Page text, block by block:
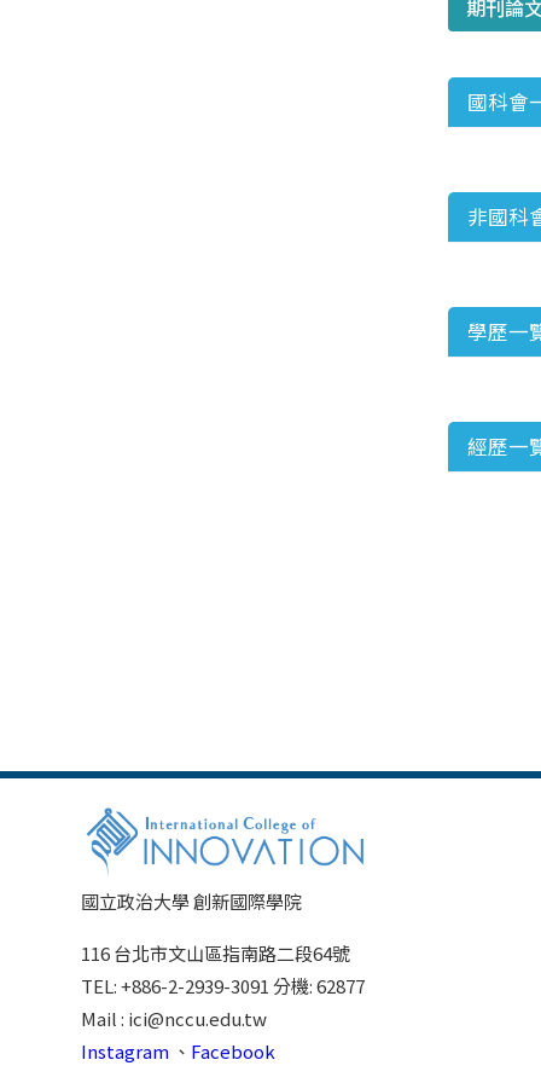
期刊論
國科會
非國科
學歷一
經歷一
國立政治大學 創新國際學院
116 台北市文山區指南路二段64號
TEL: +886-2-2939-3091 分機: 62877
Mail : ici@nccu.edu.tw
Instagram 、 Facebook